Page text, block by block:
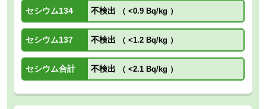
セシウム134 不検出 （ <0.9 Bq/kg ）
セシウム137 不検出 （ <1.2 Bq/kg ）
セシウム合計 不検出 （ <2.1 Bq/kg ）